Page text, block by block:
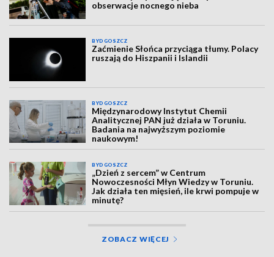
obserwacje nocnego nieba
BYDGOSZCZ
Zaćmienie Słońca przyciąga tłumy. Polacy
ruszają do Hiszpanii i Islandii
BYDGOSZCZ
Międzynarodowy Instytut Chemii
Analitycznej PAN już działa w Toruniu.
Badania na najwyższym poziomie
naukowym!
BYDGOSZCZ
„Dzień z sercem” w Centrum
Nowoczesności Młyn Wiedzy w Toruniu.
Jak działa ten mięsień, ile krwi pompuje w
minutę?
ZOBACZ WIĘCEJ